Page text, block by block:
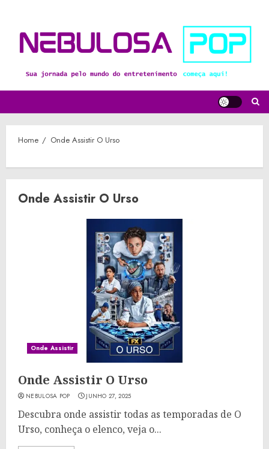
content
Home Onde Assistir O Urso
Onde Assistir O Urso
Onde Assistir
Onde Assistir O Urso
NEBULOSA POP JUNHO 27, 2025
Descubra onde assistir todas as temporadas de O
Urso, conheça o elenco, veja o...